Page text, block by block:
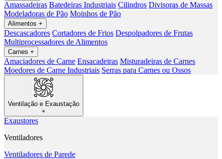
Amassadeiras Batedeiras Industriais Cilindros Divisoras de Massas
Modeladoras de Pão Moinhos de Pão
Alimentos +
Descascadores Cortadores de Frios Despolpadores de Frutas
Multiprocessadores de Alimentos
Carnes +
Amaciadores de Carne Ensacadeiras Misturadeiras de Carnes
Moedores de Carne Industriais Serras para Carnes ou Ossos
Ventilação e Exaustação
+
Exaustores
Ventiladores
Ventiladores de Parede